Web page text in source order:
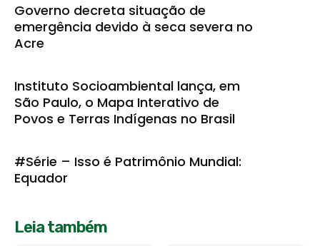
Governo decreta situação de
emergência devido à seca severa no
Acre
Instituto Socioambiental lança, em
São Paulo, o Mapa Interativo de
Povos e Terras Indígenas no Brasil
#Série – Isso é Patrimônio Mundial:
Equador
Leia também